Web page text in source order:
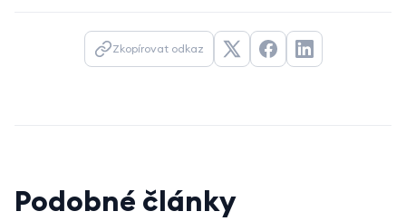
Zkopírovat odkaz
Podobné články